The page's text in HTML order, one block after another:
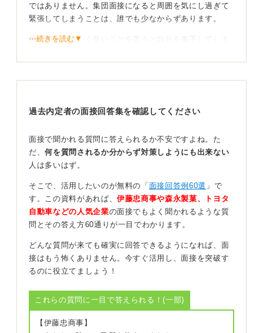
ではありません。集団面接になると周囲を気にし過ぎて
緊張してしまうことは、誰でも少なからずあります。
前の学生がすごく良いことを言うと自分を卑下してしま
ですから、「人は人」だと言い聞かせて回答をしてみま
先に同じ回答を言われると、頭が真っ白になり回答でき
ても問題ありません。「前の方もお話されています
が……」と前置きしたうえで、自分の経験を添えて回答
すればいいのです。これまでの経験はそれぞれ違います
面接は立派な回答が、必ずしも評価されるわけではあり
ません。特に集団面接で面接官は、回答内容より他の応
募者が回答しているときの表情や態度をチェックするこ
また長々と回答をすることで、他の応募者への配慮が足
りず自己中心的な学生だと判断されることもあります。
他の応募者の回答に動揺するのではなく、「なるほど、
そうだよね」というように共感する気持ちで聞いてみる
⋯続きを読む▼
過去内定者の面接回答集を確認してください
面接で聞かれる質問に答えられるか不安ですよね。た
だ、何を質問されるか分からず対策しようにも出来ない
人は多いはず。
そこで、活用したいのが無料の「 面接回答例60選 」で
す。この資料があれば、伊藤忠商事や森永製菓、トヨタ
自動車などの人気企業の面接でもよく聞かれるような質
問とその答え方60通りが一目でわかります。
どんな質問が来ても確実に回答できるようになれば、面
接はもう怖くありません。今すぐ活用し、面接を突破す
るのに役立てましょう！
これらの質問に一目で答えられる！(一部)
【伊藤忠商事】